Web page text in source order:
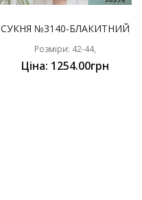
СУКНЯ №3140-БЛАКИТНИЙ
Розміри: 42-44,
Ціна: 1254.00грн